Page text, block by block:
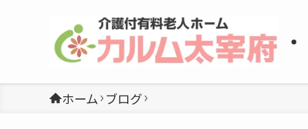
ホーム ブログ